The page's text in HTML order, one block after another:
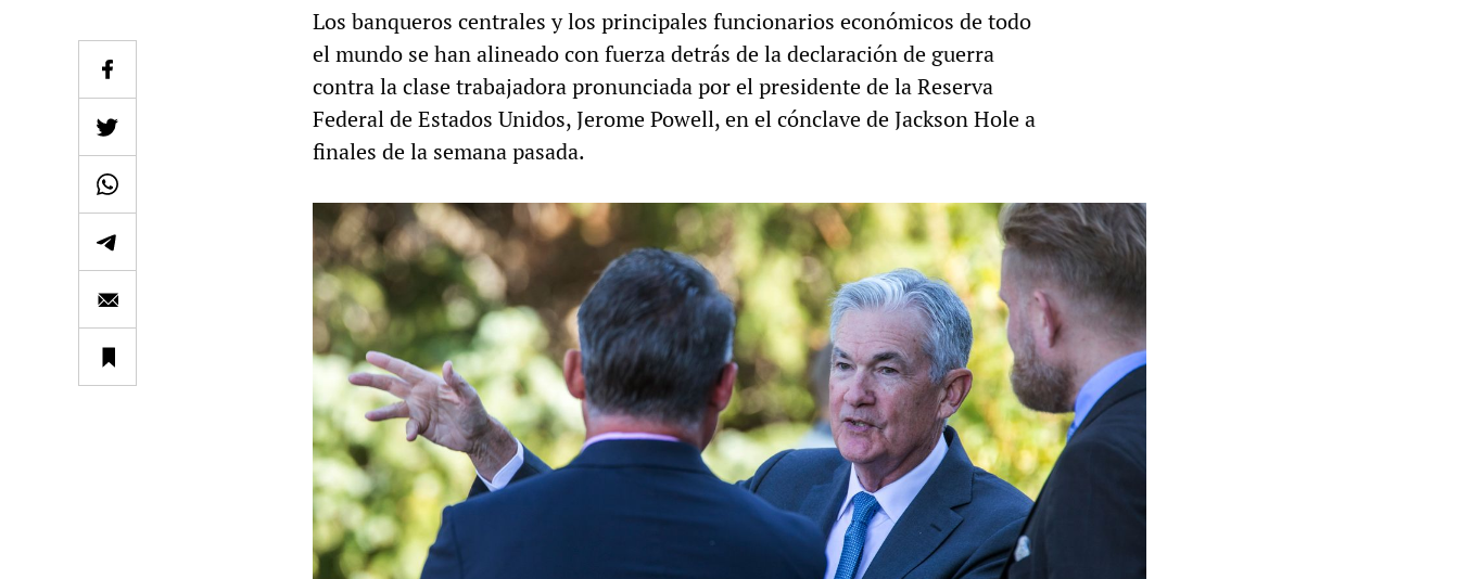
Los banqueros centrales y los principales funcionarios económicos de todo
el mundo se han alineado con fuerza detrás de la declaración de guerra
contra la clase trabajadora pronunciada por el presidente de la Reserva
Federal de Estados Unidos, Jerome Powell, en el cónclave de Jackson Hole a
finales de la semana pasada.